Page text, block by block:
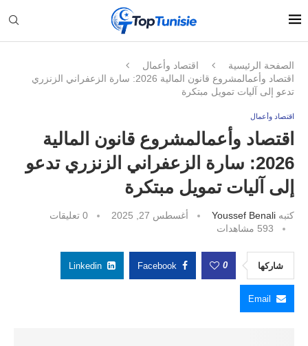
الصفحة الرئيسية
اقتصاد وأعمال
اقتصاد وأعمالمشروع قانون المالية 2026: سارة الزعفراني الزنزري
تدعو إلى آليات تمويل مبتكرة
اقتصاد وأعمال
اقتصاد وأعمالمشروع قانون المالية
2026: سارة الزعفراني الزنزري تدعو
إلى آليات تمويل مبتكرة
كتبه Youssef Benali أغسطس 27, 2025
0 تعليقات
593 مشاهدات
شاركها 0
Facebook
Linkedin
Email